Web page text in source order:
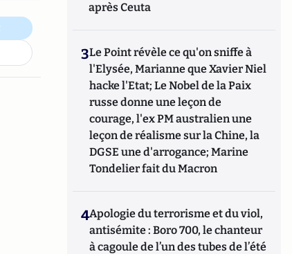
après Ceuta
3Le Point révèle ce qu'on sniffe à
l'Elysée, Marianne que Xavier Niel
hacke l'Etat; Le Nobel de la Paix
russe donne une leçon de
courage, l'ex PM australien une
leçon de réalisme sur la Chine, la
DGSE une d'arrogance; Marine
Tondelier fait du Macron
4Apologie du terrorisme et du viol,
antisémite : Boro 700, le chanteur
à cagoule de l’un des tubes de l’été